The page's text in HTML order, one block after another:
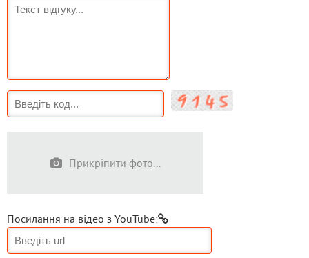
Прикріпити фото...
Посилання на відео з YouTube: